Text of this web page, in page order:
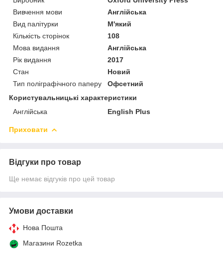
Вивчення мови
Англійська
Вид палітурки
М'який
Кількість сторінок
108
Мова видання
Англійська
Рік видання
2017
Стан
Новий
Тип поліграфічного паперу
Офсетний
Користувальницькі характеристики
Англійська
English Plus
Приховати
Відгуки про товар
Ще немає відгуків про цей товар
Умови доставки
Нова Пошта
Магазини Rozetka